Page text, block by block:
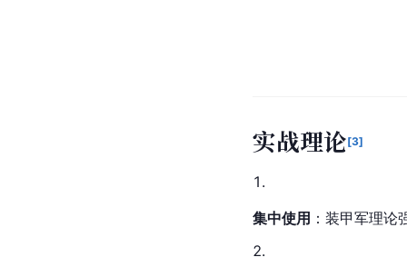
实战理论[3]
集中使用 ：装甲军理